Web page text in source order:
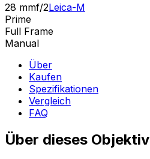
28 mmf/2Leica-M
Prime
Full Frame
Manual
Über
Kaufen
Spezifikationen
Vergleich
FAQ
Über dieses Objektiv